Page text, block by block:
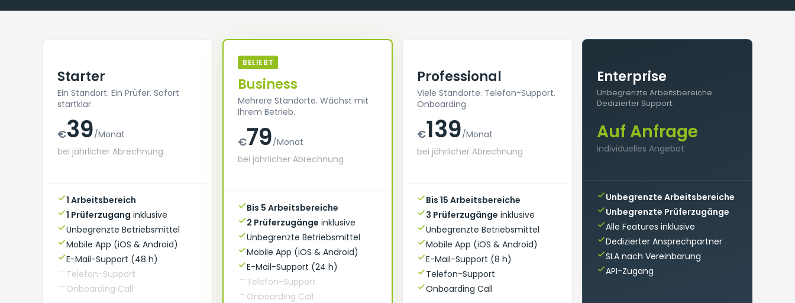
Starter
Ein Standort. Ein Prüfer. Sofort
startklar.
€39/Monat
bei jährlicher Abrechnung
1 Arbeitsbereich
1 Prüferzugang inklusive
Unbegrenzte Betriebsmittel
Mobile App (iOS & Android)
E-Mail-Support (48 h)
Telefon-Support
Onboarding Call
BELIEBT
Business
Mehrere Standorte. Wächst mit
Ihrem Betrieb.
€79/Monat
bei jährlicher Abrechnung
Bis 5 Arbeitsbereiche
2 Prüferzugänge inklusive
Unbegrenzte Betriebsmittel
Mobile App (iOS & Android)
E-Mail-Support (24 h)
Telefon-Support
Onboarding Call
Professional
Viele Standorte. Telefon-Support.
Onboarding.
€139/Monat
bei jährlicher Abrechnung
Bis 15 Arbeitsbereiche
3 Prüferzugänge inklusive
Unbegrenzte Betriebsmittel
Mobile App (iOS & Android)
E-Mail-Support (8 h)
Telefon-Support
Onboarding Call
Enterprise
Unbegrenzte Arbeitsbereiche.
Dedizierter Support.
Auf Anfrage
individuelles Angebot
Unbegrenzte Arbeitsbereiche
Unbegrenzte Prüferzugänge
Alle Features inklusive
Dedizierter Ansprechpartner
SLA nach Vereinbarung
API-Zugang